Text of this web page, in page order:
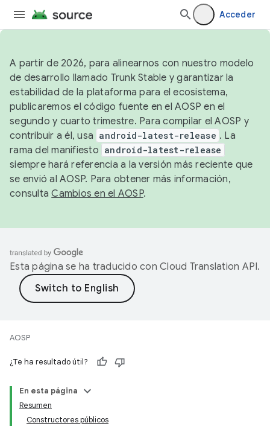
Acceder
A partir de 2026, para alinearnos con nuestro modelo
de desarrollo llamado Trunk Stable y garantizar la
estabilidad de la plataforma para el ecosistema,
publicaremos el código fuente en el AOSP en el
segundo y cuarto trimestre. Para compilar el AOSP y
contribuir a él, usa android-latest-release . La
rama del manifiesto android-latest-release
siempre hará referencia a la versión más reciente que
se envió al AOSP. Para obtener más información,
consultaCambios en el AOSP.
Esta página se ha traducido con Cloud Translation API.
AOSP
¿Te ha resultado útil?
En esta página
Resumen
Constructores públicos